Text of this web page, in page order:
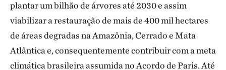
plantar um bilhão de árvores até 2030 e assim
viabilizar a restauração de mais de 400 mil hectares
de áreas degradas na Amazônia, Cerrado e Mata
Atlântica e, consequentemente contribuir com a meta
climática brasileira assumida no Acordo de Paris. Até